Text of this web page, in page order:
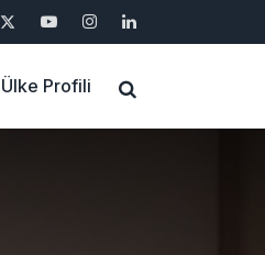
Ülke Profili